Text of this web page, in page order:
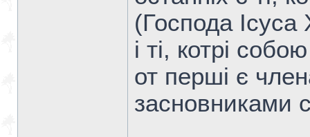
(Господа
і ті, котрі
от перші є
засновниками